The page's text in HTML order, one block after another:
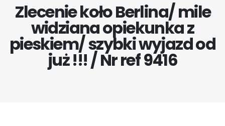
Zlecenie koło Berlina/ mile
widziana opiekunka z
pieskiem/ szybki wyjazd od
już !!! / Nr ref 9416